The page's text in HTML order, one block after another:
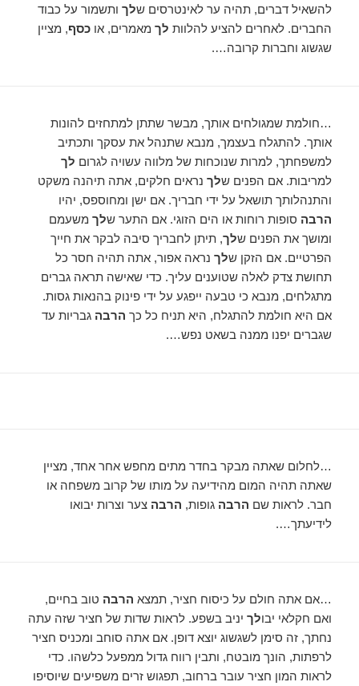
להשאיל דברים, תהיה ער לאינטרסים שלך ותשמור על כבוד
החברים. לאחרים להציע להלוות לך מאמרים, אוכסף, מציין
שגשוג וחברות קרובה….
…חולמת שמגולחים אותך, מבשר שתתן למתחזים להונות
אותך. להתגלח בעצמך, מנבא שתנהל את עסקך ותכתיב
למשפחתך, למרות שנוכחות של מלווה עשויה לגרום לך
למריבות. אם הפנים שלך נראים חלקים, אתה תיהנה משקט
והתנהלותך תושאל על ידי חבריך. אם ישן ומחוספס, יהיו
הרבה סופות רוחות או הים הזוגי. אם התער שלך משעמם
ומושך את הפנים שלך, תיתן לחבריך סיבה לבקר את חייך
הפרטיים. אם הזקן שלך נראה אפור, אתה תהיה חסר כל
תחושת צדק לאלה שטוענים עליך. כדי שאישה תראה גברים
מתגלחים, מנבא כי טבעה ייפגע על ידי פינוק בהנאות גסות.
אם היא חולמת להתגלח, היא תניח כל כך הרבה גבריות עד
שגברים יפנו ממנה בשאט נפש….
…לחלום שאתה מבקר בחדר מתים מחפש אחר אחד, מציין
שאתה תהיה המום מהידיעה על מותו של קרוב משפחה או
חבר. לראות שם הרבה גופות, הרבה צער וצרות יבואו
לידיעתך….
…אם אתה חולם על כיסוח חציר, תמצא הרבה טוב בחיים,
ואם חקלאי יבולך יניב בשפע. לראות שדות של חציר שזה עתה
נחתך, זה סימן לשגשוג יוצא דופן. אם אתה סוחב ומכניס חציר
לרפתות, הונך מובטח, ותבין רווח גדול ממפעל כלשהו. כדי
לראות המון חציר עובר ברחוב, תפגוש זרים משפיעים שיוסיפו